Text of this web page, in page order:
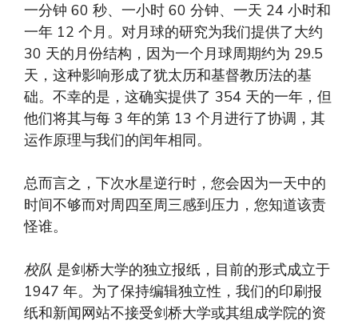
一分钟 60 秒、一小时 60 分钟、一天 24 小时和
一年 12 个月。对月球的研究为我们提供了大约
30 天的月份结构，因为一个月球周期约为 29.5
天，这种影响形成了犹太历和基督教历法的基
础。不幸的是，这确实提供了 354 天的一年，但
他们将其与每 3 年的第 13 个月进行了协调，其
运作原理与我们的闰年相同。
总而言之，下次水星逆行时，您会因为一天中的
时间不够而对周四至周三感到压力，您知道该责
怪谁。
校队 是剑桥大学的独立报纸，目前的形式成立于
1947 年。为了保持编辑独立性，我们的印刷报
纸和新闻网站不接受剑桥大学或其组成学院的资